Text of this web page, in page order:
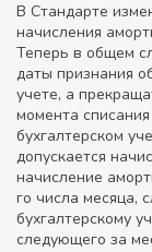
В Стандарте
начисления
Теперь в общем
даты признания
учете, а
момента
бухгалтерском
допускается
начисление
го числа месяца,
бухгалтерскому
следующего за